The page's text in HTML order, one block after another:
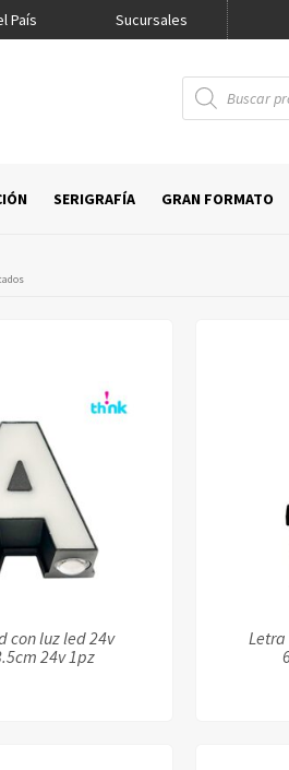
País Sucursales
Think
Búsqueda
de
productos
SERIGRAFÍA GRAN FORMATO
con luz led 24v
24v 1pz
Letra